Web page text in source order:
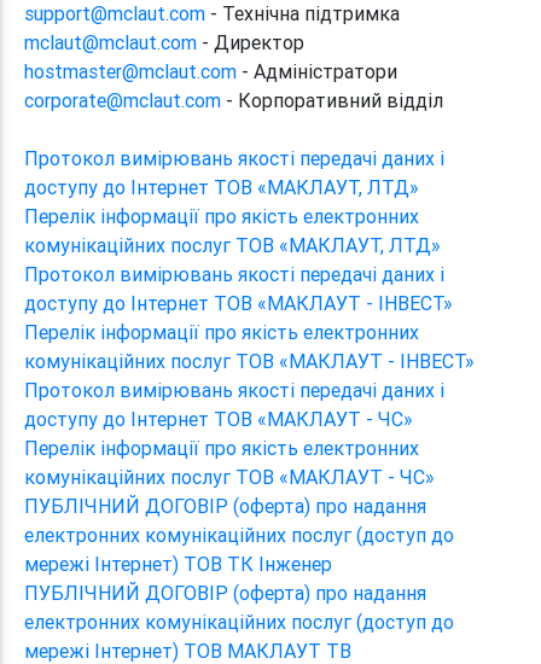
support@mclaut.com - Технічна підтримка
mclaut@mclaut.com - Директор
hostmaster@mclaut.com - Адміністратори
corporate@mclaut.com - Корпоративний відділ
Протокол вимірювань якості передачі даних і
доступу до Інтернет ТОВ «МАКЛАУТ, ЛТД»
Перелік інформації про якість електронних
комунікаційних послуг ТОВ «МАКЛАУТ, ЛТД»
Протокол вимірювань якості передачі даних і
доступу до Інтернет ТОВ «МАКЛАУТ - ІНВЕСТ»
Перелік інформації про якість електронних
комунікаційних послуг ТОВ «МАКЛАУТ - ІНВЕСТ»
Протокол вимірювань якості передачі даних і
доступу до Інтернет ТОВ «МАКЛАУТ - ЧС»
Перелік інформації про якість електронних
комунікаційних послуг ТОВ «МАКЛАУТ - ЧС»
ПУБЛІЧНИЙ ДОГОВІР (оферта) про надання
електронних комунікаційних послуг (доступ до
мережі Інтернет) ТОВ ТК Інженер
ПУБЛІЧНИЙ ДОГОВІР (оферта) про надання
електронних комунікаційних послуг (доступ до
мережі Інтернет) ТОВ МАКЛАУТ ТВ